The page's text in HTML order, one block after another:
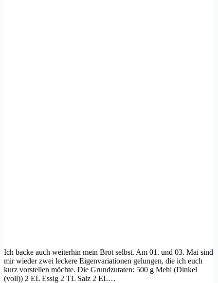
Ich backe auch weiterhin mein Brot selbst. Am 01. und 03. Mai sind
mir wieder zwei leckere Eigenvariationen gelungen, die ich euch
kurz vorstellen möchte. Die Grundzutaten: 500 g Mehl (Dinkel
(voll)) 2 EL Essig 2 TL Salz 2 EL…